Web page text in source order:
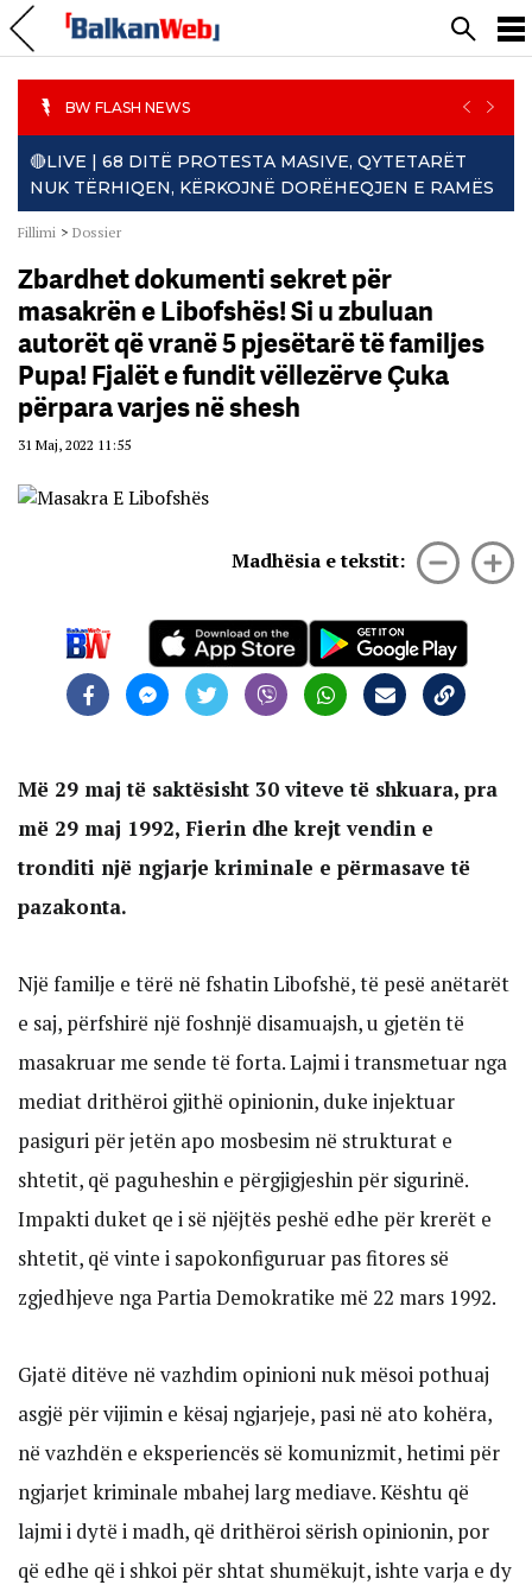
BW FLASH NEWS
🔴LIVE | 68 DITË PROTESTA MASIVE, QYTETARËT
NUK TËRHIQEN, KËRKOJNË DORËHEQJEN E RAMËS
NEXT
Fillimi > Dossier
Zbardhet dokumenti sekret për
masakrën e Libofshës! Si u zbuluan
autorët që vranë 5 pjesëtarë të familjes
Pupa! Fjalët e fundit vëllezërve Çuka
përpara varjes në shesh
31 Maj, 2022 11:55
Madhësia e tekstit:
Më 29 maj të saktësisht 30 viteve të shkuara, pra
më 29 maj 1992, Fierin dhe krejt vendin e
tronditi një ngjarje kriminale e përmasave të
pazakonta.
Një familje e tërë në fshatin Libofshë, të pesë anëtarët
e saj, përfshirë një foshnjë disamuajsh, u gjetën të
masakruar me sende të forta. Lajmi i transmetuar nga
mediat drithëroi gjithë opinionin, duke injektuar
pasiguri për jetën apo mosbesim në strukturat e
shtetit, që paguheshin e përgjigjeshin për sigurinë.
Impakti duket qe i së njëjtës peshë edhe për krerët e
shtetit, që vinte i sapokonfiguruar pas fitores së
zgjedhjeve nga Partia Demokratike më 22 mars 1992.
Gjatë ditëve në vazhdim opinioni nuk mësoi pothuaj
asgjë për vijimin e kësaj ngjarjeje, pasi në ato kohëra,
në vazhdën e eksperiencës së komunizmit, hetimi për
ngjarjet kriminale mbahej larg mediave. Kështu që
lajmi i dytë i madh, që drithëroi sërish opinionin, por
që edhe që i shkoi për shtat shumëkujt, ishte varja e dy